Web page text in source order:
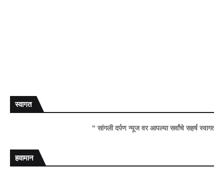
स्वागत
" सांगली दर्पण न्यूज वर आपल्या सर्वांचे सहर्ष स्वागत..!"
हवामान